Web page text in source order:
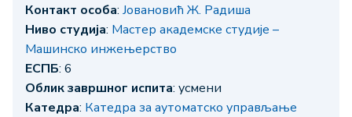
Контакт особа: Јовановић Ж. Радиша
Ниво студија: Мастер академске студије –
Машинско инжењерство
ЕСПБ: 6
Облик завршног испита: усмени
Катедра: Катедра за аутоматско управљање